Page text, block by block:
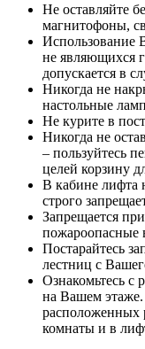
Не оставляйте
магнитофоны,
Использование
не являющихся
допускается в
Никогда не
настольные
Не курите в
Никогда не
– пользуйтесь
целей корзину
В кабине лифта
строго
Запрещается
пожароопасные
Постарайтесь
лестниц с
Ознакомьтесь с
на Вашем
расположенных
комнаты и в